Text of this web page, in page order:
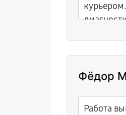
Фёдор
Работа